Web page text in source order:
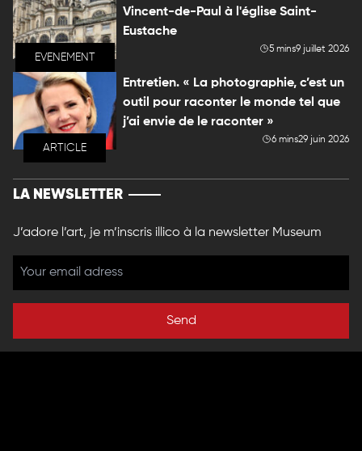
EVENEMENT
Vincent-de-Paul à l'église Saint-
Eustache
5 mins9 juillet 2026
ARTICLE
Entretien. « La photographie, c’est un
outil pour raconter le monde tel que
j’ai envie de le raconter »
6 mins29 juin 2026
LA NEWSLETTER
J’adore l’art, je m’inscris illico à la newsletter Museum
Send